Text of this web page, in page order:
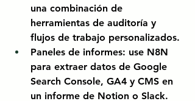
una combinación de
herramientas de auditoría y
flujos de trabajo personalizados.
Paneles de informes: use N8N
para extraer datos de Google
Search Console, GA4 y CMS en
un informe de Notion o Slack.